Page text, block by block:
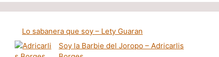
Lo sabanera que soy – Lety Guaran
Soy la Barbie del Joropo – Adricarlis